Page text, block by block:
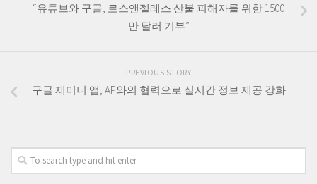
“유튜브와 구글, 로스앤젤레스 산불 피해자를 위한 1500
만 달러 기부”
PREVIOUS STORY
구글 제미니 앱, AP와의 협력으로 실시간 정보 제공 강화